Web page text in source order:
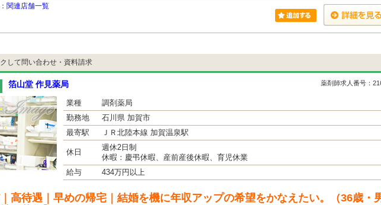
関連店舗一覧
して問い合わせ・資料請求
箔山堂 作見薬局 薬剤師求人番号：
業種
調剤薬局
勤務地
石川県 加賀市
最寄駅
ＪＲ北陸本線 加賀温泉駅
休日
週休2日制
休暇：慶弔休暇、産前産後休暇、育児休業
給与
434万円以上
高待遇｜早めの帰宅｜結婚を機に年収アップの希望をかなえたい。（36歳・